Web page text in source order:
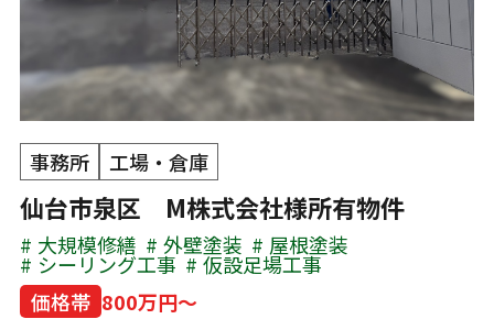
事務所 工場・倉庫
仙台市泉区 M株式会社様所有物件
大規模修繕 外壁塗装 屋根塗装
シーリング工事
仮設足場工事
価格帯 800万円～